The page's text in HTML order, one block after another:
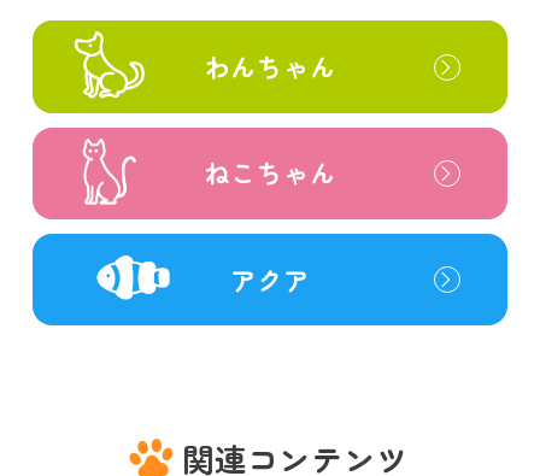
わんちゃん
ねこちゃん
アクア
関連コンテンツ